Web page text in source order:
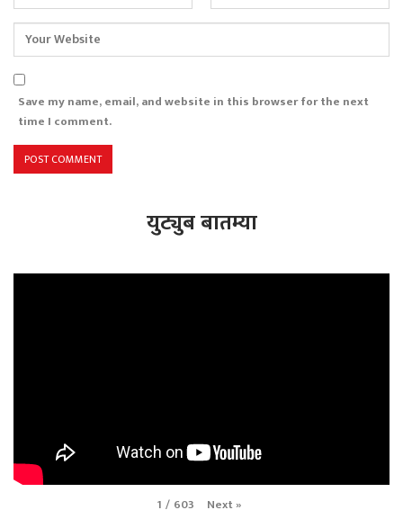
Save my name, email, and website in this browser for the next
time I comment.
युट्युब बातम्या
1 / 603 Next»